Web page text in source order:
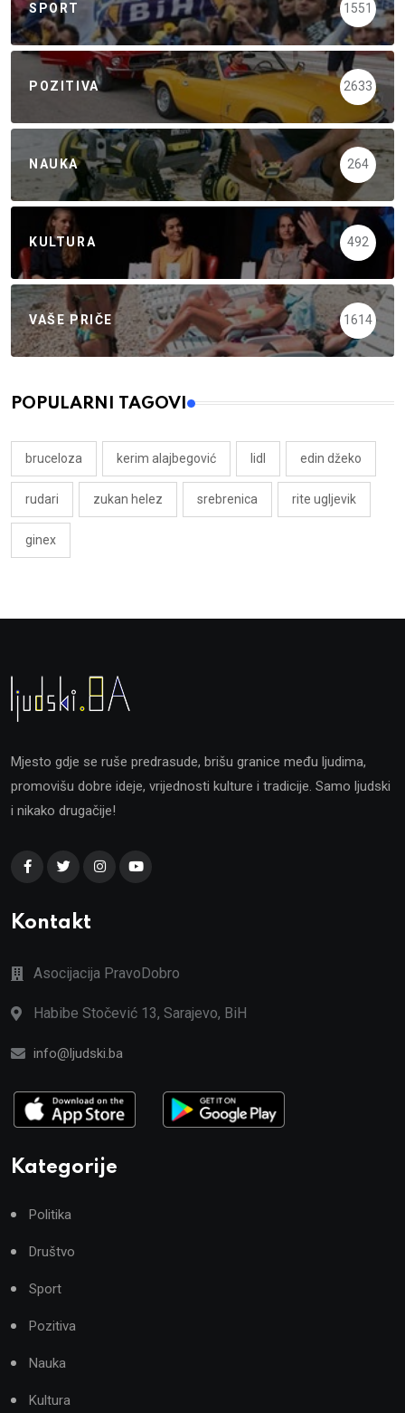
SPORT 1551
POZITIVA 2633
NAUKA 264
KULTURA 492
VAŠE PRIČE 1614
POPULARNI TAGOVI
bruceloza kerim alajbegović lidl edin džeko
rudari zukan helez srebrenica rite ugljevik
ginex
Mjesto gdje se ruše predrasude, brišu granice među ljudima,
promovišu dobre ideje, vrijednosti kulture i tradicije. Samo ljudski
i nikako drugačije!
Kontakt
Asocijacija PravoDobro
Habibe Stočević 13, Sarajevo, BiH
info@ljudski.ba
Kategorije
Politika
Društvo
Sport
Pozitiva
Nauka
Kultura